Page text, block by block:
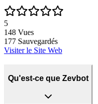
5
148 Vues
177 Sauvegardés
Visiter le Site Web
Qu'est-ce que Zevbot